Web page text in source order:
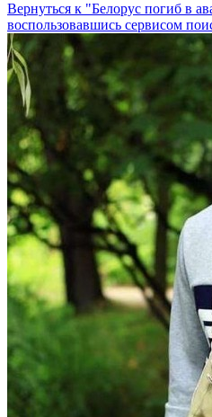
Вернуться к "Белорус погиб в
воспользовавшись сервисом